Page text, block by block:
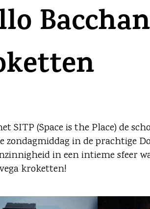
SITP (Space is the Place) de
in de prachtige
in een intieme sfeer
kroketten!